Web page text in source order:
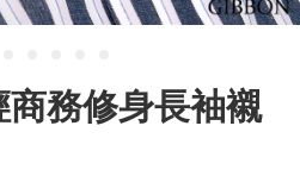
商務修身長袖襯